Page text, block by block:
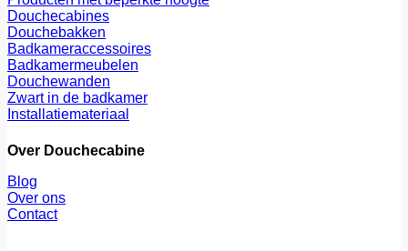
Douchecabines
Douchebakken
Badkameraccessoires
Badkamermeubelen
Douchewanden
Zwart in de badkamer
Installatiemateriaal
Over Douchecabine
Blog
Over ons
Contact